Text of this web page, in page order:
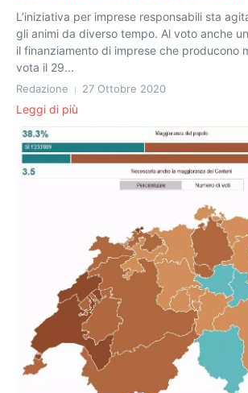
L’iniziativa per imprese responsabili sta
gli animi da diverso tempo. Al voto anche
il finanziamento di imprese che producono
vota il 29...
Redazione 27 Ottobre 2020
Leggi di più